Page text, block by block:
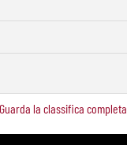
Guarda la classifica completa